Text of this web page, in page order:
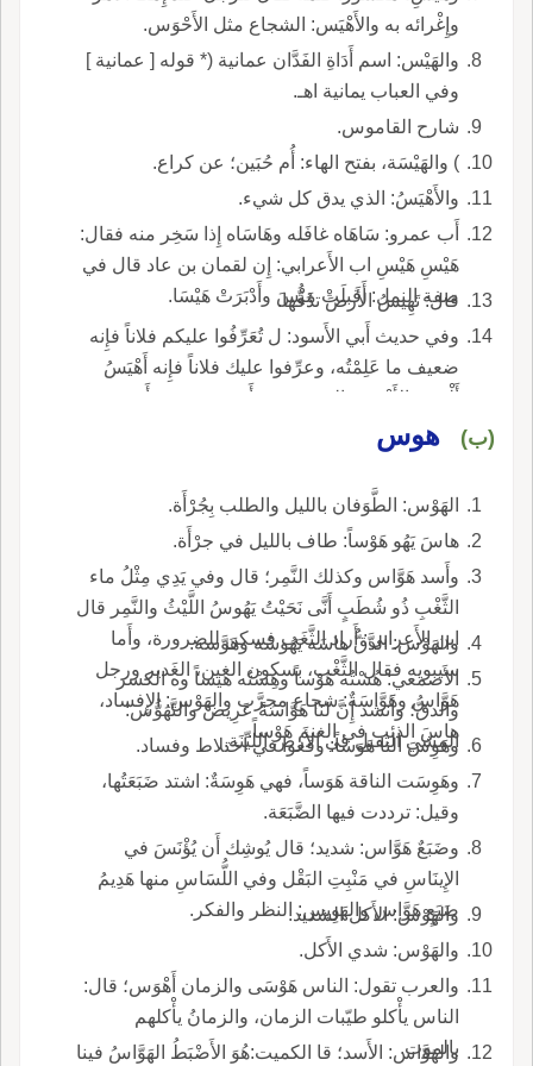
وإِغْرائه به والأَهْيَس: الشجاع مثل الأَحْوَس.
والهَيْس: اسم أَدَاةِ الفَدَّان عمانية (* قوله [ عمانية ]
وفي العباب يمانية اهـ.
شارح القاموس.
) والهَيْسَة، بفتح الهاء: أُم حُبَين؛ عن كراع.
والأَهْيَسُ: الذي يدق كل شيء.
أَب عمرو: سَاهَاه غافَله وهَاسَاه إِذا سَخِر منه فقال:
هَيْسِ هَيْسِ اب الأَعرابي: إِن لقمان بن عاد قال في
صفة النمل: أَقبلَتْ مَيْسَ وأَدْبَرَتْ هَيْسَا.
قال: تَهِيسُ الأَرضَ تدُقُّها.
وفي حديث أَبي الأَسود: ل تُعَرِّفُوا عليكم فلاناً فإِنه
ضعيف ما عَلِمْتُه، وعرِّفوا عليك فلاناً فإِنه أَهْيَسُ
أَلْيَسُ: الأَهْيَسُ: الذي يَهُوس أَي يدور يعني أَن يدور
في طلب ما يأْكله، فإِذا حصَّله جلس فلم يبرح،
(ب) هوس
الهَوْس: الطَّوَفان بالليل والطلب بِجُرْأَة.
هاسَ يَهُو هَوْساً: طاف بالليل في جرْأَة.
وأَسد هَوَّاس وكذلك النَّمِر؛ قال وفي يَدِي مِثْلُ ماء
الثَّغْبِ ذُو شُطَبٍ أَنَّى نَحَيْتُ يَهُوسُ اللَّيْثُ والنَّمِر قال
ابن الأَعرابي: أَراد الثَّغَب فسكن للضرورة، وأَما
سيبويه فقال الثَّغْب، بسكون الغين، الغَدير ورجل
هَوَّاس وهَوَّاسَةٌ: شجاع مجرَّب والهَوْس: الإِفساد،
هاسَ الذئب في الغنم هَوْساً.
والهَوْس: الدَّقُّ هاسَه يَهُوسُه وهَوَّسه.
الأَصمعي: هُسْتُه هَوْساً وهِسْتُه هيساً وه الكسر
والدقُّ؛ وأَنشد إِنَّ لنَا هَوَّاسَةً عَرِيضَ والتَّهَوُّس:
المشي الثقيل في الأَرض الليِّنَة.
وهَوِسَ النا هَوَساً: وقعوا في اختلاط وفساد.
وهَوِسَت الناقة هَوَساً، فهي هَوِسَةٌ: اشتد ضَبَعَتُها،
وقيل: ترددت فيها الضَّبَعَة.
وضَبَعٌ هَوَّاس: شديد؛ قال يُوشِك أَن يُؤْنَسَ في
الإِينَاسِ في مَنْبِتِ البَقْل وفي اللُّسَاسِ منها هَدِيمُ
ضَبَعٍ هَوَّاس والهَوِيس: النظر والفكر.
والهَوْس: الأَكل الشديد.
والهَوْس: شدي الأَكل.
والعرب تقول: الناس هَوْسَى والزمان أَهْوَس؛ قال:
الناس يأْكلو طيّبات الزمان، والزمانُ يأْكلهم
بالموت.
والهَوَّاس: الأَسد؛ قا الكميت:هُوَ الأَضْبَطُ الهَوَّاسُ فينا